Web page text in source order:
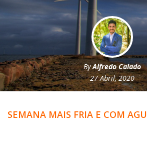
ByAlfredo Calado
27 Abril, 2020
SEMANA MAIS FRIA E COM